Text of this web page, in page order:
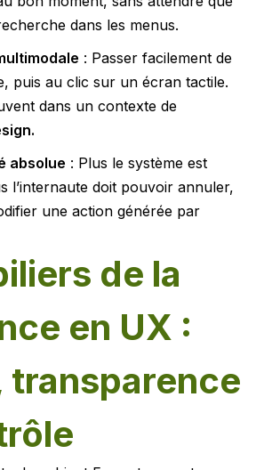
dans les menus.
: Passer facilement de
puis au clic sur un écran tactile.
dans un contexte de
absolue : Plus le système est
l’internaute doit pouvoir annuler,
une action générée par
de la
en UX :
transparence